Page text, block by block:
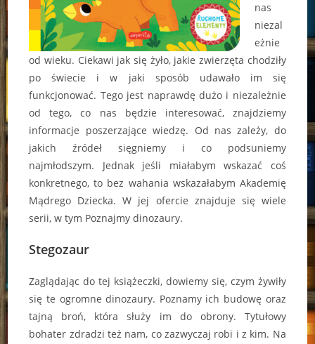
nas
niezal
eżnie
od wieku. Ciekawi jak się żyło, jakie zwierzęta chodziły
po świecie i w jaki sposób udawało im się
funkcjonować. Tego jest naprawdę dużo i niezależnie
od tego, co nas będzie interesować, znajdziemy
informacje poszerzające wiedzę. Od nas zależy, do
jakich źródeł sięgniemy i co podsuniemy
najmłodszym. Jednak jeśli miałabym wskazać coś
konkretnego, to bez wahania wskazałabym Akademię
Mądrego Dziecka. W jej ofercie znajduje się wiele
serii, w tym Poznajmy dinozaury.
Stegozaur
Zaglądając do tej książeczki, dowiemy się, czym żywiły
się te ogromne dinozaury. Poznamy ich budowę oraz
tajną broń, która służy im do obrony. Tytułowy
bohater zdradzi też nam, co zazwyczaj robi i z kim. Na